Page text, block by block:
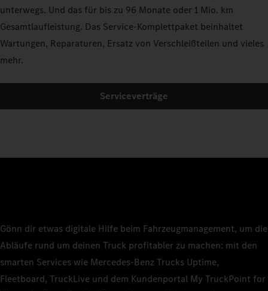
unterwegs. Und das für bis zu 96 Monate oder 1 Mio. km
Gesamtlaufleistung. Das Service-Komplettpaket beinhaltet
Wartungen, Reparaturen, Ersatz von Verschleißteilen und vieles
mehr.
Serviceverträge
Gönn dir etwas digitale Hilfe beim Fahrzeugmanagement, um die
Abläufe rund um deinen Truck profitabler zu machen: mit den
smarten Services wie Mercedes‑Benz Trucks Uptime,
Fleetboard, TruckLive und dem Kundenportal My TruckPoint for